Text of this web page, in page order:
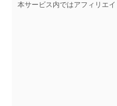
本サービス内ではアフィリエイ